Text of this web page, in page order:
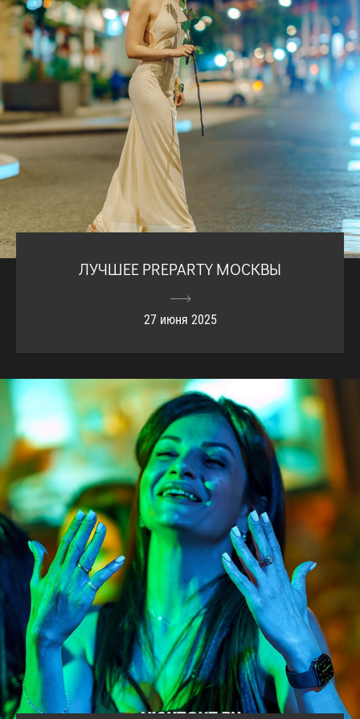
ЛУЧШЕЕ PREPARTY МОСКВЫ
27 июня 2025